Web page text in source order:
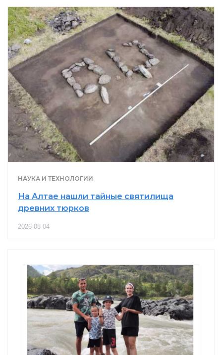
НАУКА И ТЕХНОЛОГИИ
На Алтае нашли тайные святилища
древних тюрков
2026-08-04